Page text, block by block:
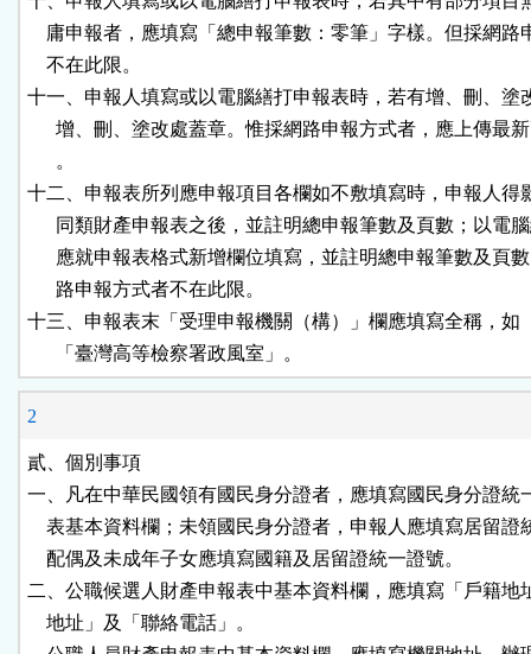
庸申報者，應填寫「總申報筆數：零筆」字樣。但採網路
    不在此限。
十一、申報人填寫或以電腦繕打申報表時，若有增、刪、塗
增、刪、塗改處蓋章。惟採網路申報方式者，應上傳最
      。
十二、申報表所列應申報項目各欄如不敷填寫時，申報人得
同類財產申報表之後，並註明總申報筆數及頁數；以電
應就申報表格式新增欄位填寫，並註明總申報筆數及頁
      路申報方式者不在此限。
十三、申報表末「受理申報機關（構）」欄應填寫全稱，如
      「臺灣高等檢察署政風室」。
2
貳、個別事項
一、凡在中華民國領有國民身分證者，應填寫國民身分證統
表基本資料欄；未領國民身分證者，申報人應填寫居留證
    配偶及未成年子女應填寫國籍及居留證統一證號。
二、公職候選人財產申報表中基本資料欄，應填寫「戶籍地
    地址」及「聯絡電話」。